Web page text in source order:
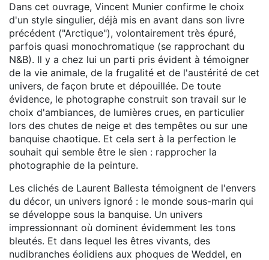
Dans cet ouvrage, Vincent Munier confirme le choix
d'un style singulier, déjà mis en avant dans son livre
précédent ("Arctique"), volontairement très épuré,
parfois quasi monochromatique (se rapprochant du
N&B). Il y a chez lui un parti pris évident à témoigner
de la vie animale, de la frugalité et de l'austérité de cet
univers, de façon brute et dépouillée. De toute
évidence, le photographe construit son travail sur le
choix d'ambiances, de lumières crues, en particulier
lors des chutes de neige et des tempêtes ou sur une
banquise chaotique. Et cela sert à la perfection le
souhait qui semble être le sien : rapprocher la
photographie de la peinture.
Les clichés de Laurent Ballesta témoignent de l'envers
du décor, un univers ignoré : le monde sous-marin qui
se développe sous la banquise. Un univers
impressionnant où dominent évidemment les tons
bleutés. Et dans lequel les êtres vivants, des
nudibranches éolidiens aux phoques de Weddel, en